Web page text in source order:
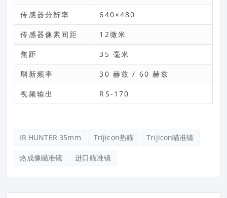
传感器分辨率 640×480
传感器像素间距 12微米
焦距 35 毫米
刷新频率 30 赫兹 / 60 赫兹
视频输出 RS-170
IR HUNTER 35mm Trijicon热瞄 Trijicon瞄准镜
热成像瞄准镜 进口瞄准镜